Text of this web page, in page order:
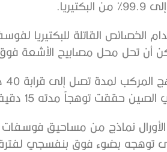
الخصائص القاتلة للبكتيريا
أن تحل محل مصابيح الأشعة فوق
حققت توهجاً مدته 15 دقيقة فقط.
نماذج من مساحيق
توهجه بضوء فوق بنفسجي